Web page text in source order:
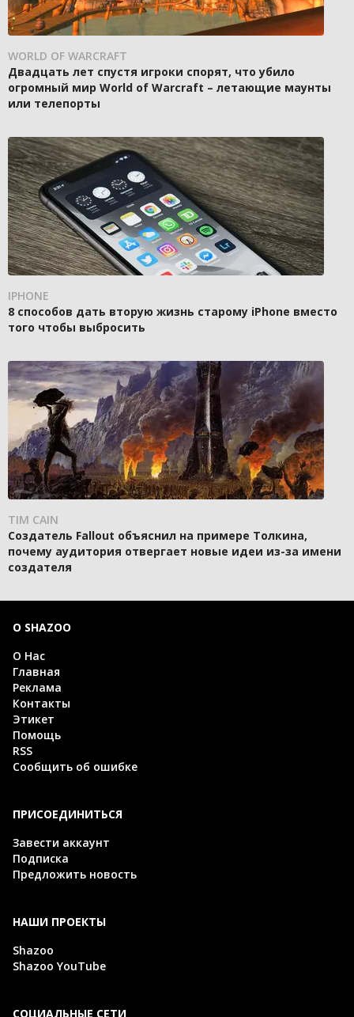
WORLD OF WARCRAFT
Двадцать лет спустя игроки спорят, что убило
огромный мир World of Warcraft – летающие маунты
или телепорты
IPHONE
8 способов дать вторую жизнь старому iPhone вместо
того чтобы выбросить
TIM CAIN
Создатель Fallout объяснил на примере Толкина,
почему аудитория отвергает новые идеи из-за имени
создателя
О SHAZOO
О Нас
Главная
Реклама
Контакты
Этикет
Помощь
RSS
Сообщить об ошибке
ПРИСОЕДИНИТЬСЯ
Завести аккаунт
Подписка
Предложить новость
НАШИ ПРОЕКТЫ
Shazoo
Shazoo YouTube
СОЦИАЛЬНЫЕ СЕТИ